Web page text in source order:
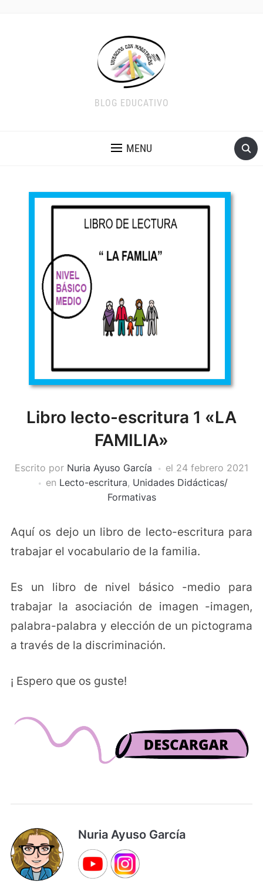
BLOG EDUCATIVO
MENU
Libro lecto-escritura 1 «LA
FAMILIA»
Escrito por Nuria Ayuso García el 24 febrero 2021
en Lecto-escritura, Unidades Didácticas/
Formativas
Aquí os dejo un libro de lecto-escritura para
trabajar el vocabulario de la familia.
Es un libro de nivel básico -medio para
trabajar la asociación de imagen -imagen,
palabra-palabra y elección de un pictograma
a través de la discriminación.
¡ Espero que os guste!
Nuria Ayuso García